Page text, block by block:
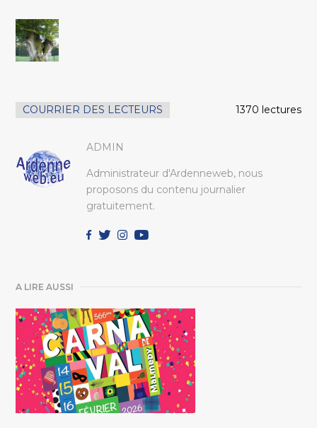
COURRIER DES LECTEURS 1370 lectures
ADMIN
Administrateur d'Ardenneweb, nous
proposons du contenu journalier
gratuitement.
A LIRE AUSSI